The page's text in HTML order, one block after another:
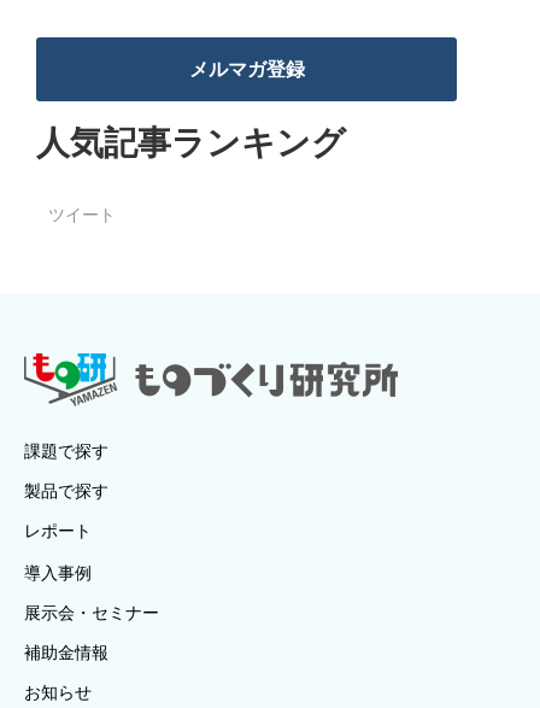
メルマガ登録
人気記事ランキング
ツイート
課題で探す
製品で探す
レポート
導入事例
展示会・セミナー
補助金情報
お知らせ